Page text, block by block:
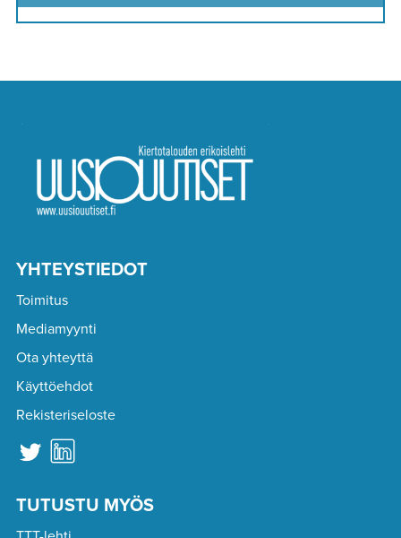
YHTEYSTIEDOT
Toimitus
Mediamyynti
Ota yhteyttä
Käyttöehdot
Rekisteriseloste
TUTUSTU MYÖS